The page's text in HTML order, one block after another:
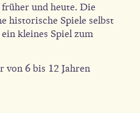
und heute. Die
historische Spiele selbst
kleines Spiel zum
6 bis 12 Jahren